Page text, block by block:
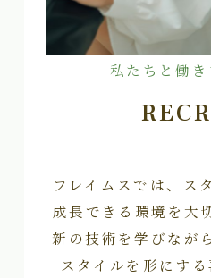
私たちと働き
フレイムスでは、ス
成長できる環境を大
新の技術を学びなが
スタイルを形にす